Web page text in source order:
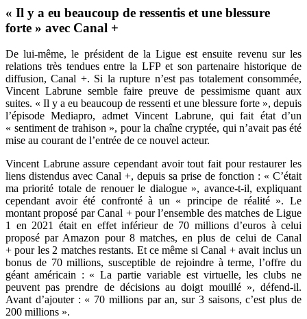
« Il y a eu beaucoup de ressentis et une blessure
forte » avec Canal +
De lui-même, le président de la Ligue est ensuite revenu sur les
relations très tendues entre la LFP et son partenaire historique de
diffusion, Canal +. Si la rupture n’est pas totalement consommée,
Vincent Labrune semble faire preuve de pessimisme quant aux
suites. « Il y a eu beaucoup de ressenti et une blessure forte », depuis
l’épisode Mediapro, admet Vincent Labrune, qui fait état d’un
« sentiment de trahison », pour la chaîne cryptée, qui n’avait pas été
mise au courant de l’entrée de ce nouvel acteur.
Vincent Labrune assure cependant avoir tout fait pour restaurer les
liens distendus avec Canal +, depuis sa prise de fonction : « C’était
ma priorité totale de renouer le dialogue », avance-t-il, expliquant
cependant avoir été confronté à un « principe de réalité ». Le
montant proposé par Canal + pour l’ensemble des matches de Ligue
1 en 2021 était en effet inférieur de 70 millions d’euros à celui
proposé par Amazon pour 8 matches, en plus de celui de Canal
+ pour les 2 matches restants. Et ce même si Canal + avait inclus un
bonus de 70 millions, susceptible de rejoindre à terme, l’offre du
géant américain : « La partie variable est virtuelle, les clubs ne
peuvent pas prendre de décisions au doigt mouillé », défend-il.
Avant d’ajouter : « 70 millions par an, sur 3 saisons, c’est plus de
200 millions ».